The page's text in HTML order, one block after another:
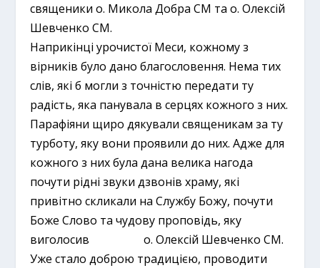
священики о. Микола Добра СМ та о. Олексій
Шевченко СМ.
Наприкінці урочистої Меси, кожному з
вірників було дано благословення. Нема тих
слів, які б могли з точністю передати ту
радість, яка панувала в серцях кожного з них.
Парафіяни щиро дякували священикам за ту
турботу, яку вони проявили до них. Адже для
кожного з них була дана велика нагода
почути рідні звуки дзвонів храму, які
привітно скликали на Службу Божу, почути
Боже Слово та чудову проповідь, яку
виголосив о. Олексій Шевченко СМ.
Уже стало доброю традицією, проводити